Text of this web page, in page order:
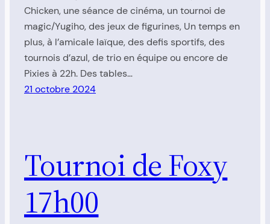
Chicken, une séance de cinéma, un tournoi de
magic/Yugiho, des jeux de figurines, Un temps en
plus, à l’amicale laïque, des defis sportifs, des
tournois d’azul, de trio en équipe ou encore de
Pixies à 22h. Des tables…
21 octobre 2024
Tournoi de Foxy
17h00